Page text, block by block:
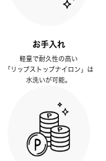
お手入れ
軽量で耐久性の高い
「リップストップナイロン」は
水洗いが可能。